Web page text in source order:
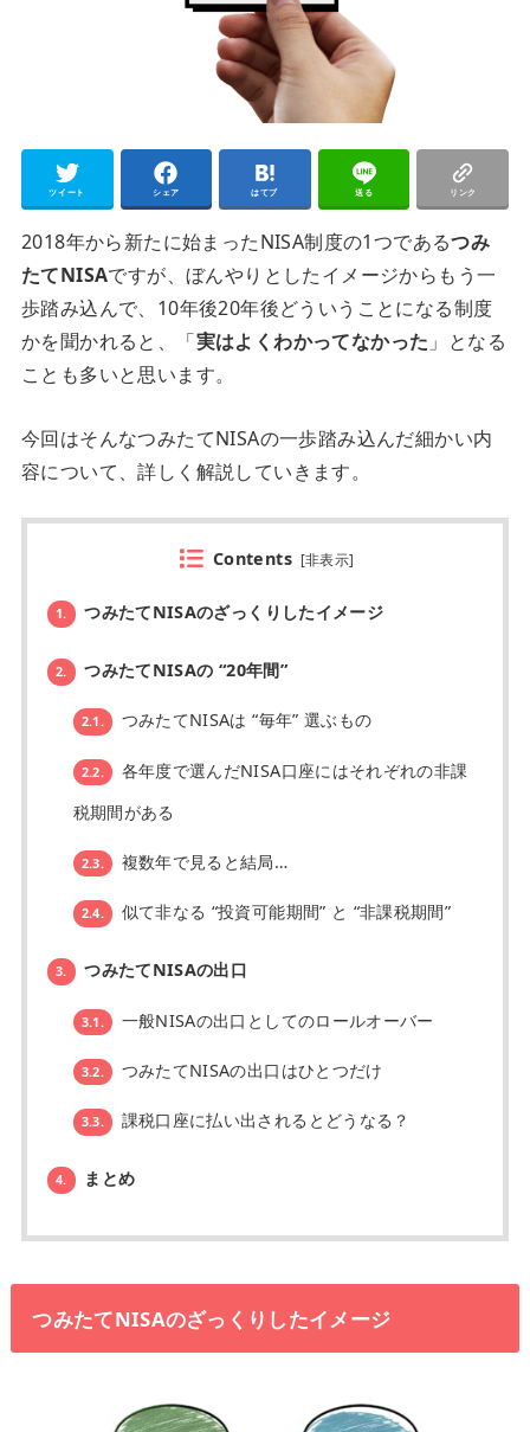
ツイート シェア はてブ 送る リンク
2018年から新たに始まったNISA制度の1つであるつみ
たてNISAですが、ぼんやりとしたイメージからもう一
歩踏み込んで、10年後20年後どういうことになる制度
かを聞かれると、「実はよくわかってなかった 」となる
ことも多いと思います。
今回はそんなつみたてNISAの一歩踏み込んだ細かい内
容について、詳しく解説していきます。
Contents [非表示]
1. つみたてNISAのざっくりしたイメージ
2. つみたてNISAの “20年間”
2.1. つみたてNISAは “毎年” 選ぶもの
2.2.
各年度で選んだNISA口座にはそれぞれの非課
税期間がある
2.3. 複数年で見ると結局…
2.4. 似て非なる “投資可能期間” と “非課税期間”
3. つみたてNISAの出口
3.1. 一般NISAの出口としてのロールオーバー
3.2. つみたてNISAの出口はひとつだけ
3.3. 課税口座に払い出されるとどうなる？
4. まとめ
つみたてNISAのざっくりしたイメージ